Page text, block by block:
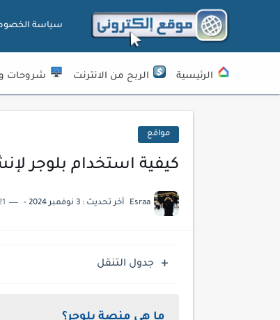
سياسة
الرئيسية الربح من الانترنت شروحات
مواقع
كيفية استخدام بلوجر
Esraa أخر تحديث : 3 نوفمبر 2024 - 21 دقائق
جدول التنقل
ما هي منصة بلوجر؟